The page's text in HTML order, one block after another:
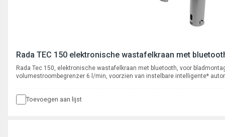
Rada TEC 150 elektronische wastafelkraan met
Rada Tec 150, elektronische wastafelkraan met bluetooth, voor
volumestroombegrenzer 6 l/min, voorzien van instelbare intelligente*
Toevoegen aan lijst